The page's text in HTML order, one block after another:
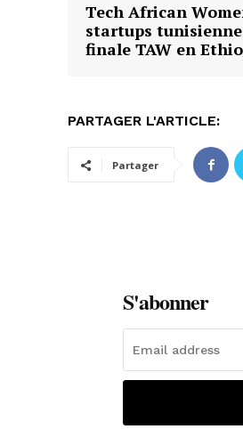
Tech African
startups
finale TAW en
PARTAGER L'ARTICLE:
Partager
S'abonner